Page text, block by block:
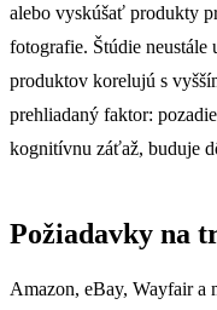
alebo vyskúšať produkty
fotografie. Štúdie
produktov korelujú s
prehliadaný faktor:
kognitívnu záťaž, buduje
Požiadavky na
Amazon, eBay, Wayfair a